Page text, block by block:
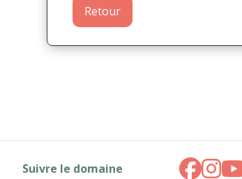
Retour
Suivre le domaine